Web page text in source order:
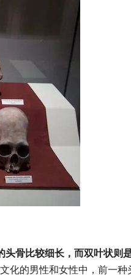
头骨比较细长，而双叶状则
化的男性和女性中，前一种